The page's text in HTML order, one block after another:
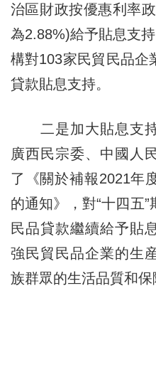
治區財政按優惠利率
為2.88%)給予貼息支
構對103家民貿民品企
貸款貼息支持。
二是加大貼息支持
廣西民宗委、中國人
了《關於補報2021年
的通知》，對“十四五
民品貸款繼續給予貼
強民貿民品企業的生
族群眾的生活品質和保